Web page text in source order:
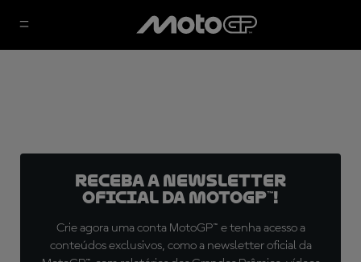
Receba a newsletter
oficial da MotoGP™!
Crie agora uma conta MotoGP™ e tenha acesso a
conteúdos exclusivos, como a newsletter oficial da